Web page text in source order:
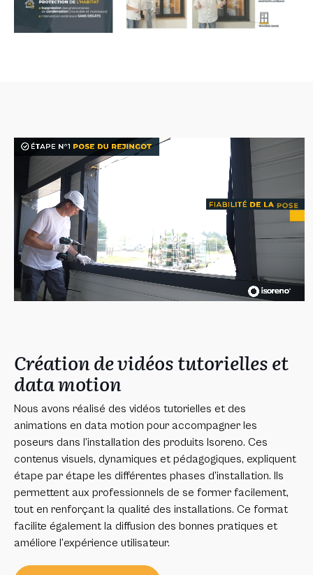
Création de vidéos tutorielles et
data motion
Nous avons réalisé des vidéos tutorielles et des
animations en data motion pour accompagner les
poseurs dans l’installation des produits Isoreno. Ces
contenus visuels, dynamiques et pédagogiques, expliquent
étape par étape les différentes phases d’installation. Ils
permettent aux professionnels de se former facilement,
tout en renforçant la qualité des installations. Ce format
facilite également la diffusion des bonnes pratiques et
améliore l’expérience utilisateur.